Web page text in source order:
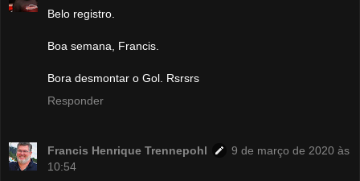
Belo registro.
Boa semana, Francis.
Bora desmontar o Gol. Rsrsrs
Responder
Francis Henrique Trennepohl
9 de março de 2020 às
10:54